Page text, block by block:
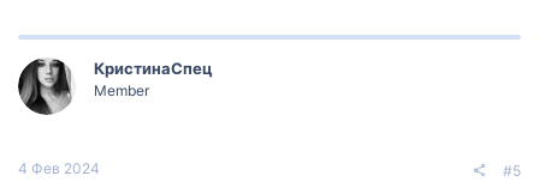
КристинаСпец
Member
4 Фев 2024 #5